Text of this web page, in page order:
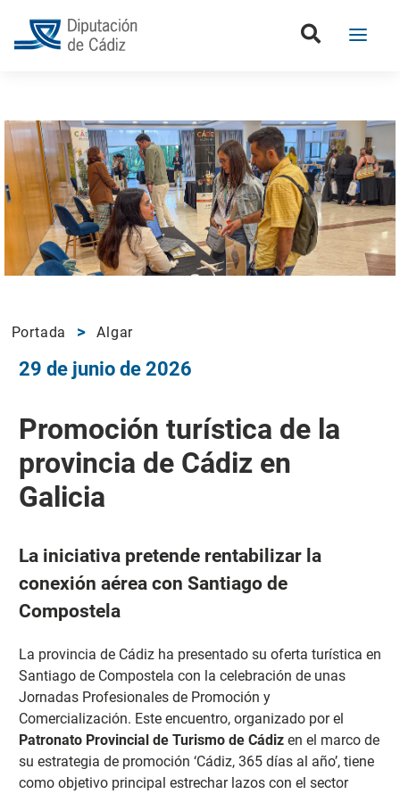
Portada Algar
29 de junio de 2026
Promoción turística de la
provincia de Cádiz en
Galicia
La iniciativa pretende rentabilizar la
conexión aérea con Santiago de
Compostela
La provincia de Cádiz ha presentado su oferta turística en
Santiago de Compostela con la celebración de unas
Jornadas Profesionales de Promoción y
Comercialización. Este encuentro, organizado por el
Patronato Provincial de Turismo de Cádizen el marco de
su estrategia de promoción ‘Cádiz, 365 días al año’, tiene
como objetivo principal estrechar lazos con el sector